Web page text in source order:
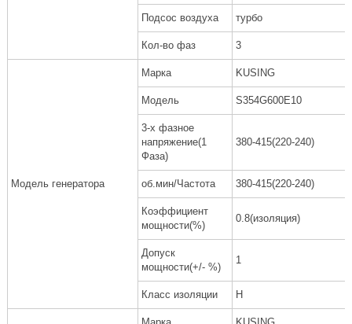
Подсос воздуха турбо
Кол-во фаз 3
Модель генератора
Марка KUSING
Модель S354G600E10
3-х фазное
напряжение(1
Фаза)
380-415(220-240)
об.мин/Частота 380-415(220-240)
Коэффициент
мощности(%)
0.8(изоляция)
Допуск
мощности(+/- %)
1
Класс изоляции H